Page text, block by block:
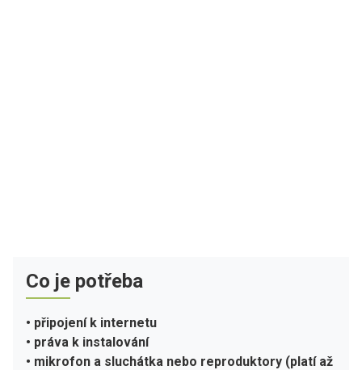
Co je potřeba
• připojení k internetu
• práva k instalování
• mikrofon a sluchátka nebo reproduktory (platí až